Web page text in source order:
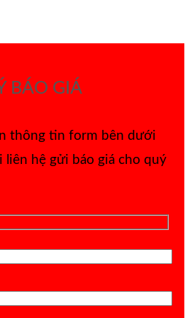
BÁO GIÁ
thông tin form bên dưới
liên hệ gửi báo giá cho quý